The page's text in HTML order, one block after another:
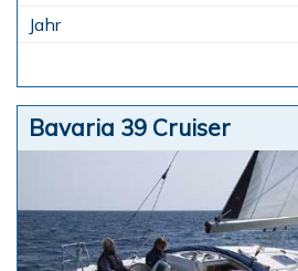
Bavaria 39 Cruiser